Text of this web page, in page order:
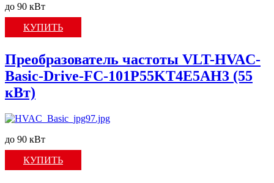
до 90 кВт
КУПИТЬ
Преобразователь частоты VLT-HVAC-
Basic-Drive-FC-101P55KT4E5AH3 (55
кВт)
до 90 кВт
КУПИТЬ